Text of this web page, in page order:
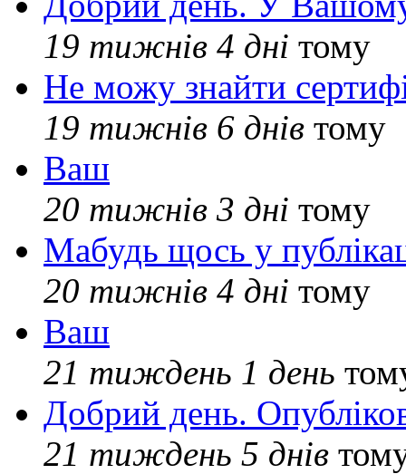
19 тижнів 4 дні тому
Не можу знайти
19 тижнів 6 днів тому
Ваш
20 тижнів 3 дні тому
Мабудь щось у
20 тижнів 4 дні тому
Ваш
21 тиждень 1 день
Добрий день.
21 тиждень 5 днів